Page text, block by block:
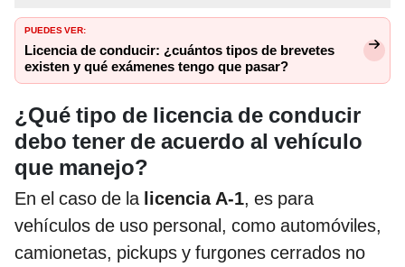
PUEDES VER:
Licencia de conducir: ¿cuántos tipos de brevetes
existen y qué exámenes tengo que pasar?
¿Qué tipo de licencia de conducir
debo tener de acuerdo al vehículo
que manejo?
En el caso de la licencia A-1, es para
vehículos de uso personal, como automóviles,
camionetas, pickups y furgones cerrados no